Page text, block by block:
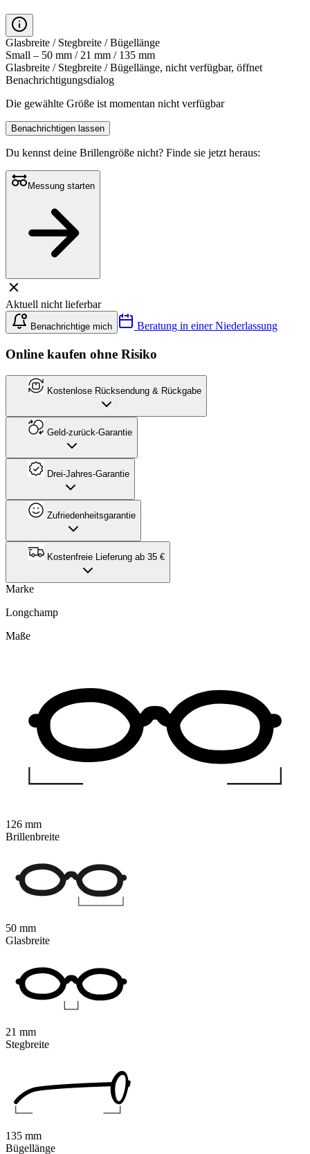
Glasbreite / Stegbreite / Bügellänge
Small – 50 mm / 21 mm / 135 mm
Glasbreite / Stegbreite / Bügellänge, nicht verfügbar, öffnet
Benachrichtigungsdialog
Die gewählte Größe ist momentan nicht verfügbar
Benachrichtigen lassen
Du kennst deine Brillengröße nicht? Finde sie jetzt heraus:
Messung starten
Aktuell nicht lieferbar
Benachrichtige mich Beratung in einer Niederlassung
Online kaufen ohne Risiko
Kostenlose Rücksendung & Rückgabe
Geld-zurück-Garantie
Drei-Jahres-Garantie
Zufriedenheitsgarantie
Kostenfreie Lieferung ab 35 €
Marke
Longchamp
Maße
126 mm
Brillenbreite
50 mm
Glasbreite
21 mm
Stegbreite
135 mm
Bügellänge